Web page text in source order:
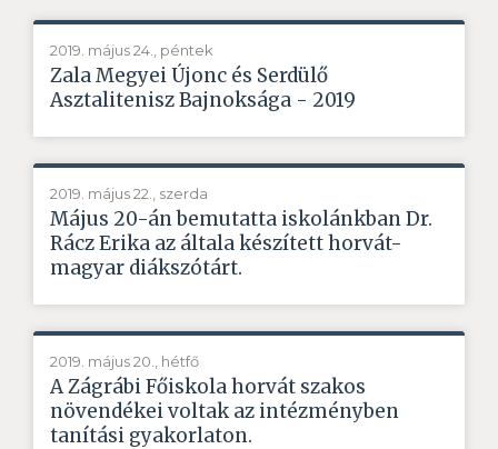
2019. május 24., péntek
Zala Megyei Újonc és Serdülő
Asztalitenisz Bajnoksága - 2019
2019. május 22., szerda
Május 20-án bemutatta iskolánkban Dr.
Rácz Erika az általa készített horvát-
magyar diákszótárt.
2019. május 20., hétfő
A Zágrábi Főiskola horvát szakos
növendékei voltak az intézményben
tanítási gyakorlaton.